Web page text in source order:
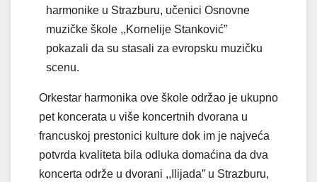
harmonike u Strazburu, učenici Osnovne
muzičke škole ,,Kornelije Stanković”
pokazali da su stasali za evropsku muzičku
scenu.
Orkestar harmonika ove škole održao je ukupno
pet koncerata u više koncertnih dvorana u
francuskoj prestonici kulture dok im je najveća
potvrda kvaliteta bila odluka domaćina da dva
koncerta održe u dvorani ,,Ilijada” u Strazburu,